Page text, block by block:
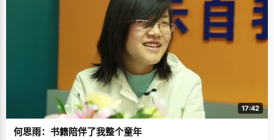
17:42
何思雨：书籍陪伴了我整个童年